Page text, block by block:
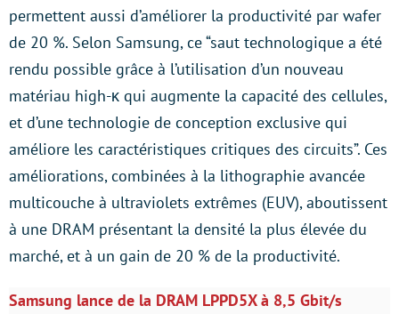
permettent aussi d’améliorer la productivité par wafer
de 20 %. Selon Samsung, ce “saut technologique a été
rendu possible grâce à l’utilisation d’un nouveau
matériau high-κ qui augmente la capacité des cellules,
et d’une technologie de conception exclusive qui
améliore les caractéristiques critiques des circuits”. Ces
améliorations, combinées à la lithographie avancée
multicouche à ultraviolets extrêmes (EUV), aboutissent
à une DRAM présentant la densité la plus élevée du
marché, et à un gain de 20 % de la productivité.
Samsung lance de la DRAM LPPD5X à 8,5 Gbit/s